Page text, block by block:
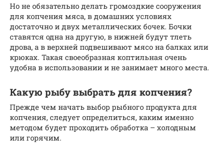
Но не обязательно делать громоздкие сооружения
для копчения мяса, в домашних условиях
достаточно и двух металлических бочек. Бочки
ставятся одна на другую, в нижней будут тлеть
дрова, а в верхней подвешивают мясо на балках или
крюках. Такая своеобразная коптильная очень
удобна в использовании и не занимает много места.
Какую рыбу выбрать для копчения?
Прежде чем начать выбор рыбного продукта для
копчения, следует определиться, каким именно
методом будет проходить обработка – холодным
или горячим.